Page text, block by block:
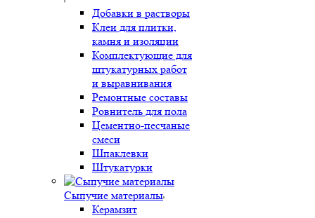
Добавки в растворы
Клеи для плитки,
камня и изоляции
Комплектующие для
штукатурных работ
и выравнивания
Ремонтные составы
Ровнитель для пола
Цементно-песчаные
смеси
Шпаклевки
Штукатурки
Сыпучие материалы
Керамзит